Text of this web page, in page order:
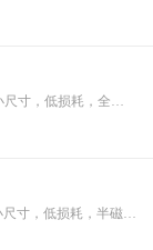
SDHK是全磁屏蔽功率精密绕线电感，小尺寸，低损耗，全磁屏蔽等特点，适用于小型化终端产品。
SDHC是半磁屏蔽功率精密绕线电感，小尺寸，低损耗，半磁屏蔽等特点，适用于小型化终端产品。